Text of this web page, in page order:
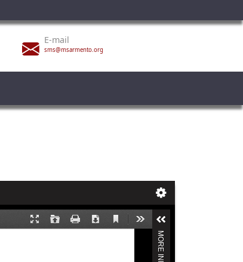
E-mail
sms@msarmento.org